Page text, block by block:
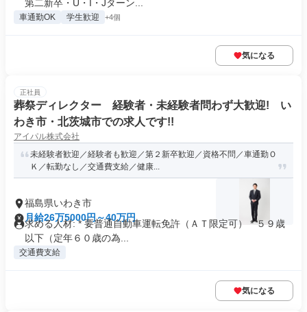
第二新卒・U・I・Jターン...
車通勤OK 学生歓迎 +4個
気になる
正社員
葬祭ディレクター 経験者・未経験者問わず大歓迎! い
わき市・北茨城市での求人です!!
アイパル株式会社
未経験者歓迎／経験者も歓迎／第２新卒歓迎／資格不問／車通勤Ｏ
Ｋ／転勤なし／交通費支給／健康...
福島県いわき市
月給26万5000円～40万円
求める人材: * 要普通自動車運転免許（ＡＴ限定可） * ５９歳
以下（定年６０歳の為...
交通費支給
気になる